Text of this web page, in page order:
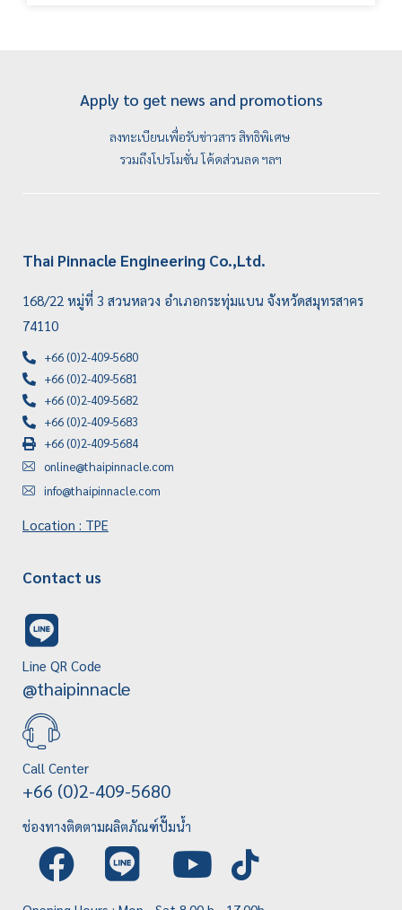
Apply to get news and promotions
ลงทะเบียนเพื่อรับข่าวสาร สิทธิพิเศษ
รวมถึงโปรโมชั่น โค้ดส่วนลด ฯลฯ
Thai Pinnacle Engineering Co.,Ltd.
168/22 หมู่ที่ 3 สวนหลวง อำเภอกระทุ่มแบน จังหวัดสมุทรสาคร
74110
+66 (0)2-409-5680
+66 (0)2-409-5681
+66 (0)2-409-5682
+66 (0)2-409-5683
+66 (0)2-409-5684
online@thaipinnacle.com
info@thaipinnacle.com
Location : TPE
Contact us
Line QR Code
@thaipinnacle
Call Center
+66 (0)2-409-5680
ช่องทางติดตามผลิตภัณฑ์ปั๊มน้ำ